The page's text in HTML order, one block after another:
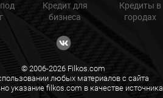
Кредит для
бизнеса
Кредиты в
городах
© 2006-2026 Filkos.com
любых материалов с сайта
указание filkos.com в качестве источника